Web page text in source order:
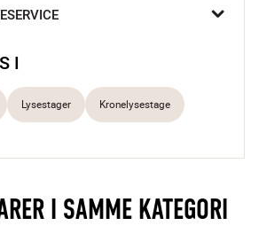
naturlige variationer, der tilføjer et
med personligt udtryk
atmosfære i ethvert rum
I
Lysestager Kronelysestage
I SAMME KATEGORI